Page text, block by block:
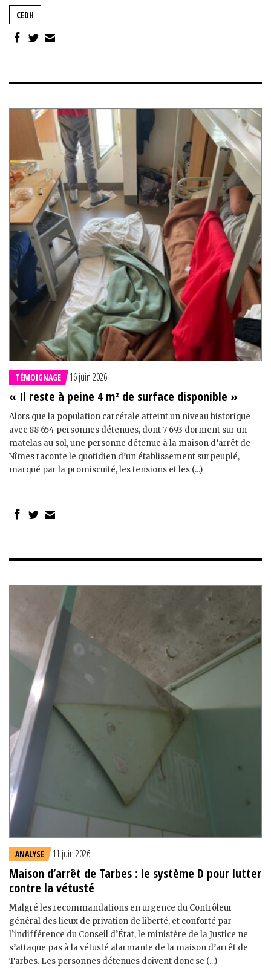
CEDH
TÉMOIGNAGE 16 juin 2026
« Il reste à peine 4 m² de surface disponible »
Alors que la population carcérale atteint un niveau historique
avec 88 654 personnes détenues, dont 7 693 dorment sur un
matelas au sol, une personne détenue à la maison d’arrêt de
Nîmes raconte le quotidien d’un établissement surpeuplé,
marqué par la promiscuité, les tensions et les (...)
ANALYSE 11 juin 2026
Maison d’arrêt de Tarbes : le système D pour lutter
contre la vétusté
Malgré les recommandations en urgence du Contrôleur
général des lieux de privation de liberté, et conforté par
l’indifférence du Conseil d’État, le ministère de la Justice ne
s’attaque pas à la vétusté alarmante de la maison d’arrêt de
Tarbes. Les personnes détenues doivent donc se (...)